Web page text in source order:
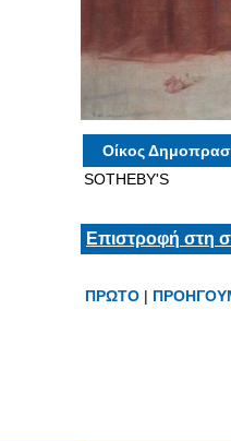
Οίκος
SOTHEBY'S
Επιστροφή στη
ΠΡΩΤΟ |